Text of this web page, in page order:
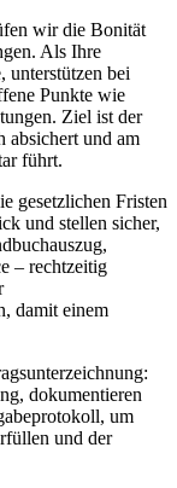
wir die Bonität
Als Ihre
unterstützen bei
Punkte wie
Ziel ist der
absichert und am
führt.
gesetzlichen Fristen
und stellen sicher,
– rechtzeitig
damit einem
dokumentieren
um
und der